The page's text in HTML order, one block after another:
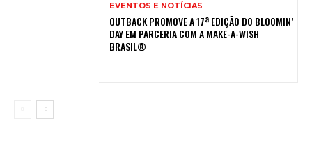
EVENTOS E NOTÍCIAS
OUTBACK PROMOVE A 17ª EDIÇÃO DO BLOOMIN’
DAY EM PARCERIA COM A MAKE-A-WISH
BRASIL®